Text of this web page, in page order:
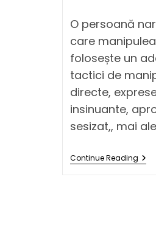
O persoană
care
folosește un
tactici de
directe,
insinuante,
sesizat,, mai
Continue Reading